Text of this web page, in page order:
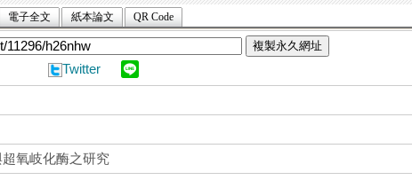
電子全文 紙本論文 QR Code
複製永久網址
Twitter
氧岐化酶之研究